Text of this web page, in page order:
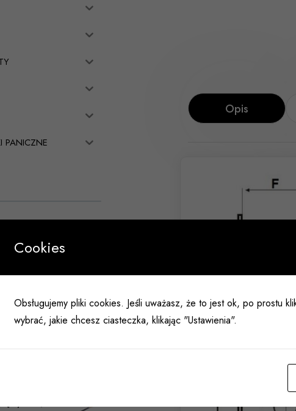
Opis
PANICZNE
ZW
LOB o
125/1
Cookies
Obsługujemy pliki cookies. Jeśli uważasz, że to jest ok, po prostu
wybrać, jakie chcesz ciasteczka, klikając "Ustawienia".